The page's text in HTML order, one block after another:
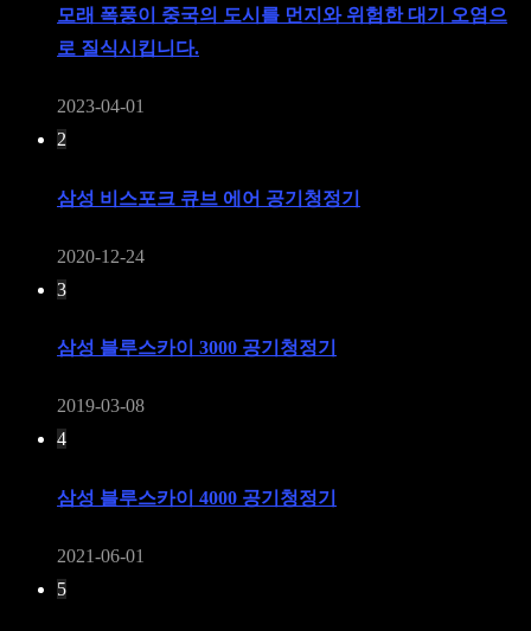
모래 폭풍이 중국의 도시를 먼지와 위험한 대기 오염으
로 질식시킵니다.
2023-04-01
2
삼성 비스포크 큐브 에어 공기청정기
2020-12-24
3
삼성 블루스카이 3000 공기청정기
2019-03-08
4
삼성 블루스카이 4000 공기청정기
2021-06-01
5